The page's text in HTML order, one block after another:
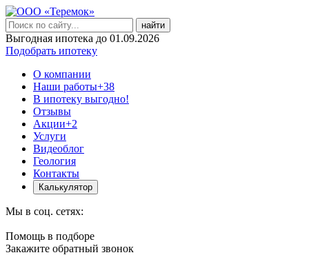
найти
Выгодная ипотека до 01.09.2026
Подобрать ипотеку
О компании
Наши работы+38
В ипотеку выгодно!
Отзывы
Акции+2
Услуги
Видеоблог
Геология
Контакты
Калькулятор
Мы в соц. сетях:
Помощь в подборе
Закажите обратный звонок